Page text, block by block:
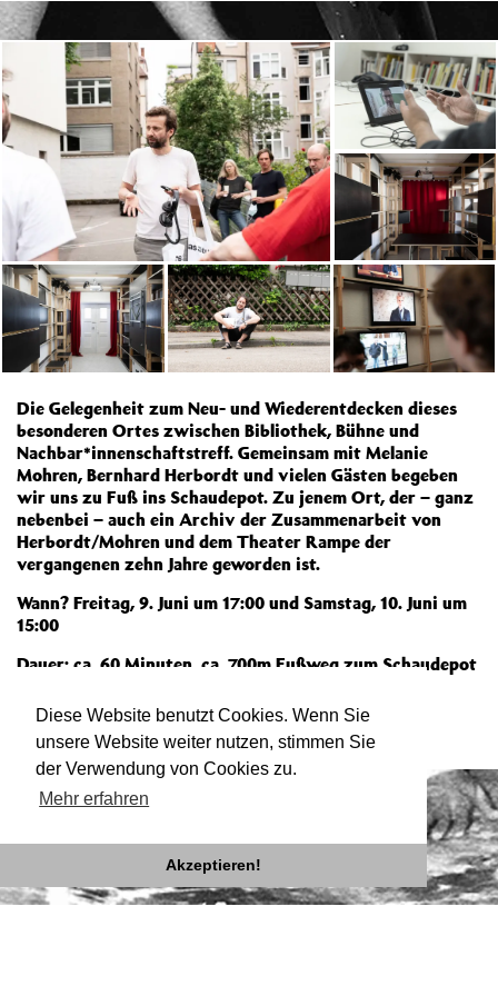
Diese Website benutzt Cookies. Wenn Sie
unsere Website weiter nutzen, stimmen Sie
der Verwendung von Cookies zu.
Mehr erfahren
Akzeptieren!
Die Gelegenheit zum Neu- und Wiederentdecken dieses
besonderen Ortes zwischen Bibliothek, Bühne und
Nachbar*innenschaftstreff. Gemeinsam mit Melanie
Mohren, Bernhard Herbordt und vielen Gästen begeben
wir uns zu Fuß ins Schaudepot. Zu jenem Ort, der – ganz
nebenbei – auch ein Archiv der Zusammenarbeit von
Herbordt/Mohren und dem Theater Rampe der
vergangenen zehn Jahre geworden ist.
Wann? Freitag, 9. Juni um 17:00 und Samstag, 10. Juni um
15:00
Dauer: ca. 60 Minuten, ca. 700m Fußweg zum Schaudepot
Treffpunkt: vor dem Haupteingang (gelbes Dach)